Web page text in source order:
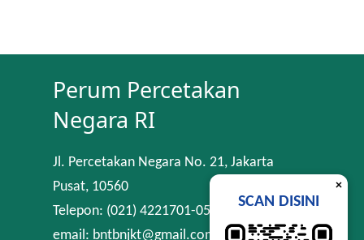
Perum Percetakan
Negara RI
Jl. Percetakan Negara No. 21, Jakarta
Pusat, 10560
Telepon: (021) 4221701-05
email: bntbnjkt@gmail.com
×
SCAN DISINI